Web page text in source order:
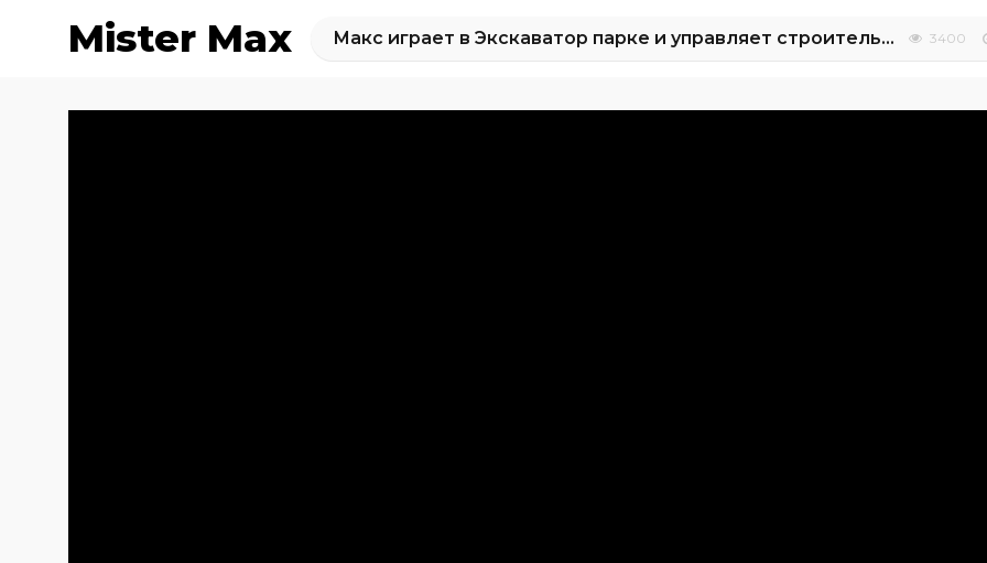
Mister Max Макс играет в Экскаватор парке и управляет строительными машинами 3400